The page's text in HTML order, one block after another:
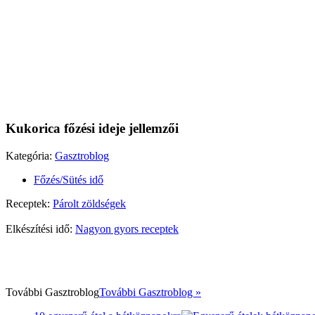
Kukorica főzési ideje jellemzői
Kategória: Gasztroblog
Főzés/Sütés idő
Receptek: Párolt zöldségek
Elkészítési idő: Nagyon gyors receptek
További GasztroblogTovábbi Gasztroblog »